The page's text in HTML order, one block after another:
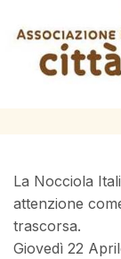
La Nocciola
attenzione
trascorsa.
Giovedì 22